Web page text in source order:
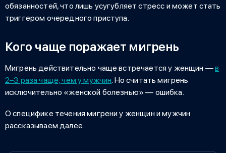
обязанностей, что лишь усугубляет стресс и может стать
триггером очередного приступа.
Кого чаще поражает мигрень
Мигрень действительно чаще встречается у женщин —в
2–3 раза чаще, чем у мужчин. Но считать мигрень
исключительно «женской болезнью» — ошибка.
О специфике течения мигрени у женщин и мужчин
рассказываем далее.